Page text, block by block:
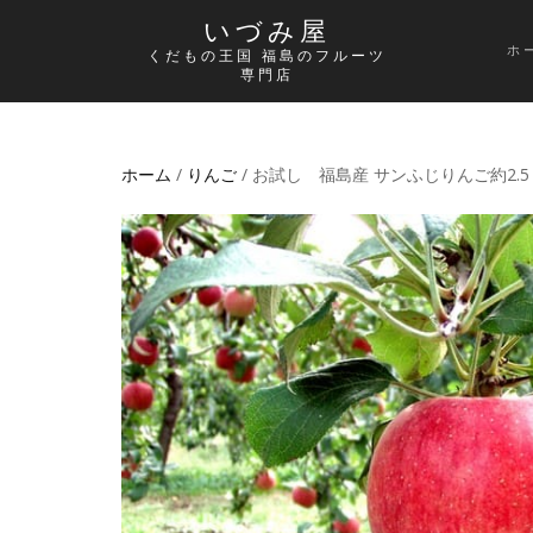
いづみ屋
くだもの王国 福島のフルーツ
専門店
ホ
ホーム / りんご / お試し 福島産 サンふじりんご約2.5